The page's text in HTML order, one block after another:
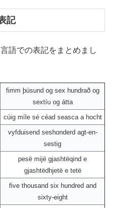
記
語での表記をまとめまし
fimm þúsund og sex hundrað og
sextíu og átta
cúig míle sé céad seasca a hocht
vyfduisend seshonderd agt-en-
sestig
pesë mijë gjashtëqind e
gjashtëdhjetë e tetë
five thousand six hundred and
sixty-eight